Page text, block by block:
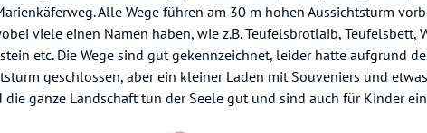
Alle Wege führen am 30 m hohen Aussichtsturm
viele einen Namen haben, wie z.B. Teufelsbrotlaib, Teufelsbett,
etc. Die Wege sind gut gekennzeichnet, leider hatte aufgrund
geschlossen, aber ein kleiner Laden mit Souveniers und
die ganze Landschaft tun der Seele gut und sind auch für Kinder